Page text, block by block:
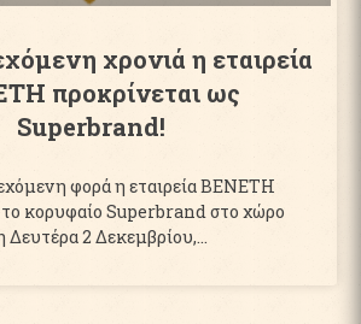
χρονιά η εταιρεία
προκρίνεται ως
Superbrand!
φορά η εταιρεία ΒΕΝΕΤΗ
κορυφαίο Superbrand στο χώρο
Δευτέρα 2 Δεκεμβρίου,